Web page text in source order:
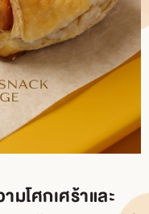
มโศกเศร้าและ